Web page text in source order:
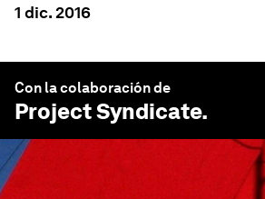
1 dic. 2016
Con la colaboración de
Project Syndicate.